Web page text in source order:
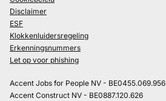
Disclaimer
ESF
Klokkenluidersregeling
Erkenningsnummers
Let op voor phishing
Accent Jobs for People NV - BE0455.069.956
Accent Construct NV - BE0887.120.626